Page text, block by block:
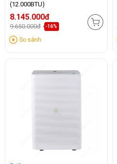
(12.000BTU)
8.145.000đ
9.650.000đ -16%
So sánh